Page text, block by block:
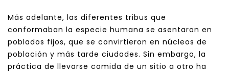
Más adelante, las diferentes tribus que
conformaban la especie humana se asentaron en
poblados fijos, que se convirtieron en núcleos de
población y más tarde ciudades. Sin embargo, la
práctica de llevarse comida de un sitio a otro ha